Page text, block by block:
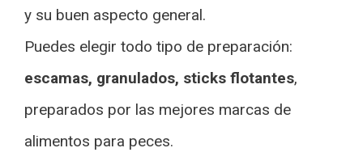
y su buen aspecto general.
Puedes elegir todo tipo de preparación:
escamas, granulados, sticks flotantes,
preparados por las mejores marcas de
alimentos para peces.